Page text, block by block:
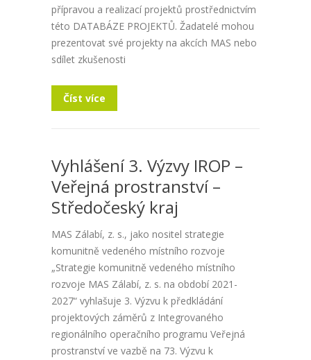
přípravou a realizací projektů prostřednictvím
této DATABÁZE PROJEKTŮ. Žadatelé mohou
prezentovat své projekty na akcích MAS nebo
sdílet zkušenosti
Číst více
Vyhlášení 3. Výzvy IROP –
Veřejná prostranství –
Středočeský kraj
MAS Zálabí, z. s., jako nositel strategie
komunitně vedeného místního rozvoje
„Strategie komunitně vedeného místního
rozvoje MAS Zálabí, z. s. na období 2021-
2027“ vyhlašuje 3. Výzvu k předkládání
projektových záměrů z Integrovaného
regionálního operačního programu Veřejná
prostranství ve vazbě na 73. Výzvu k